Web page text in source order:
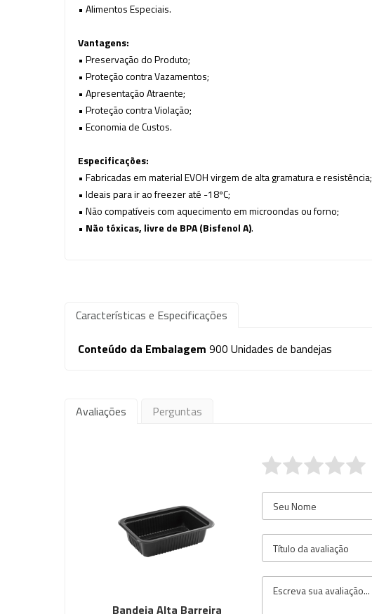
• Alimentos Especiais.
Vantagens:
• Preservação do Produto;
• Proteção contra Vazamentos;
• Apresentação Atraente;
• Proteção contra Violação;
• Economia de Custos.
Especificações:
• Fabricadas em material EVOH virgem de alta gramatura e resistência;
• Ideais para ir ao freezer até -18ºC;
• Não compatíveis com aquecimento em microondas ou forno;
• Não tóxicas, livre de BPA (Bisfenol A).
Características e Especificações
Conteúdo da Embalagem 900 Unidades de bandejas
Avaliações Perguntas
Bandeja Alta Barreira